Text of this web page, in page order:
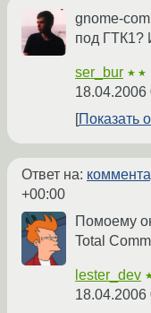
gnome-
под ГТК1?
ser_bur ★★
18.04.2006
Показать
Ответ на:
+00:00
Помоему
Total
lester_dev
18.04.2006